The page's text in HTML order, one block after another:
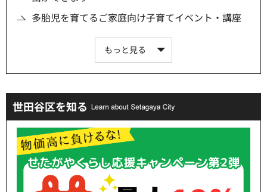
多胎児を育てるご家庭向け子育てイベント・講座
もっと見る
世田谷区を知る